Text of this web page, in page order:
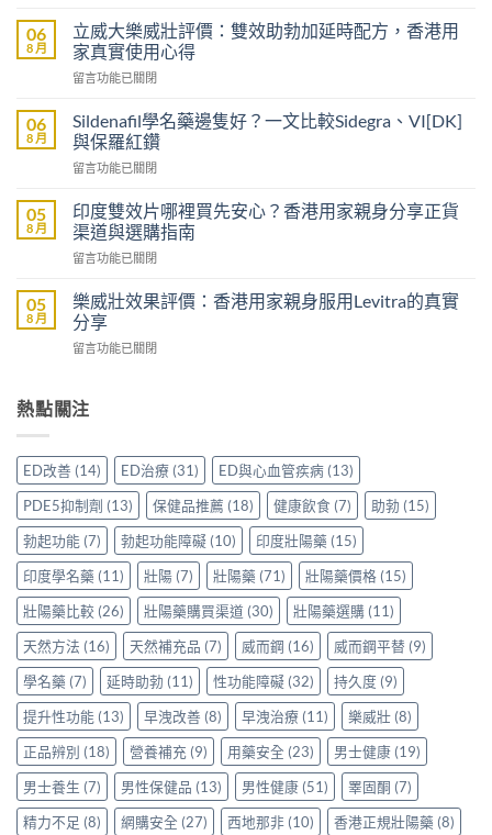
有
醫
生
紙
以
買
到
威
鋼
嗎？
港
士
購
買
讀
的
意
事
項〉
中
06
8 月
立威大樂威壯評價：雙效助勃加延時配方，香港用
家真實使用心得
在
威
大
樂
威
評
價：
雙
效
勃
加
時
香
家
真
實
使
用
心
得〉
中
留言功能已關閉
06
8 月
Sildenafil學名藥邊隻好？一文比較Sidegra、VI[DK]
與保羅紅鑽
在
學
名
藥
邊
好？
一
文
比
VI[DK]
羅
紅
鑽〉
中
留言功能已關閉
05
8 月
印度雙效片哪裡買先安心？香港用家親身分享正貨
渠道與選購指南
在
度
雙
效
片
買
心？
香
港
用
家
親
身
分
享
正
貨
渠
道
與
選
購
指
南〉
中
留言功能已關閉
05
8 月
樂威壯效果評價：香港用家親身服用Levitra的真實
分享
在
壯
效
評
價：
香
港
用
家
親
身
服
用
Levitra
的
真
實
分
享〉
中
留言功能已關閉
熱點關注
ED改善 (14) ED治療 (31) ED與心血管疾病 (13)
PDE5抑制劑 (13) 保健品推薦 (18) 健康飲食 (7) 助勃 (15)
勃起功能 (7) 勃起功能障礙 (10) 印度壯陽藥 (15)
印度學名藥 (11) 壯陽 (7) 壯陽藥 (71) 壯陽藥價格 (15)
壯陽藥比較 (26) 壯陽藥購買渠道 (30) 壯陽藥選購 (11)
天然方法 (16) 天然補充品 (7) 威而鋼 (16) 威而鋼平替 (9)
學名藥 (7) 延時助勃 (11) 性功能障礙 (32) 持久度 (9)
提升性功能 (13) 早洩改善 (8) 早洩治療 (11) 樂威壯 (8)
正品辨別 (18) 營養補充 (9) 用藥安全 (23) 男士健康 (19)
男士養生 (7) 男性保健品 (13) 男性健康 (51) 睪固酮 (7)
精力不足 (8) 網購安全 (27) 西地那非 (10) 香港正規壯陽藥 (8)